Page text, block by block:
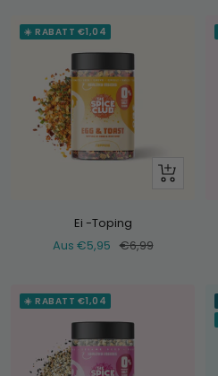
☀️ RABATT €1,04
Schau
Ei -Toping
Verkaufspreis
Aus €5,95 Normaler
€6,99
☀️ RABATT €1,04